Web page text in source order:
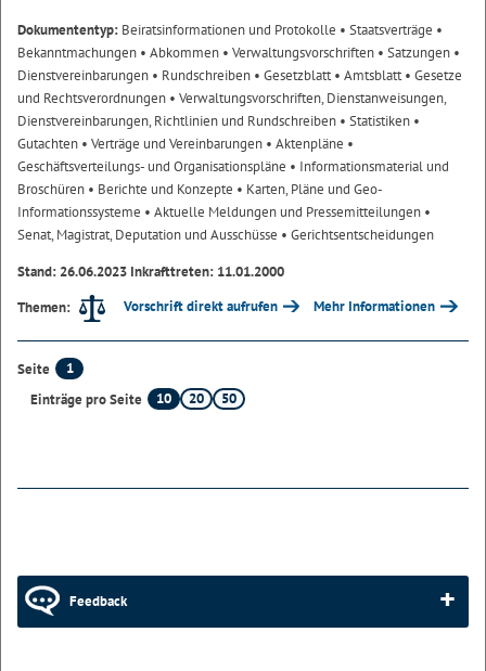
Dokumententyp: Beiratsinformationen und Protokolle • Staatsverträge •
Bekanntmachungen • Abkommen • Verwaltungsvorschriften • Satzungen •
Dienstvereinbarungen • Rundschreiben • Gesetzblatt• Amtsblatt• Gesetze
und Rechtsverordnungen • Verwaltungsvorschriften, Dienstanweisungen,
Dienstvereinbarungen, Richtlinien und Rundschreiben • Statistiken •
Gutachten • Verträge und Vereinbarungen • Aktenpläne •
Geschäftsverteilungs- und Organisationspläne • Informationsmaterial und
Broschüren • Berichte und Konzepte • Karten, Pläne und Geo-
Informationssysteme • Aktuelle Meldungen und Pressemitteilungen •
Senat, Magistrat, Deputation und Ausschüsse • Gerichtsentscheidungen
Stand: 26.06.2023 Inkrafttreten: 11.01.2000
Themen:
Vorschrift direkt aufrufen Mehr Informationen
Seite
1
Einträge pro Seite
10 20 50
Feedback